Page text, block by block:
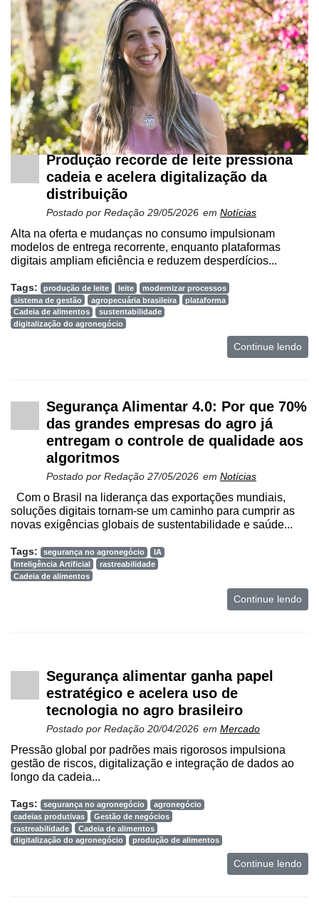
Produção recorde de leite pressiona
cadeia e acelera digitalização da
distribuição
Postado por Redação 29/05/2026 em Notícias
Alta na oferta e mudanças no consumo impulsionam
modelos de entrega recorrente, enquanto plataformas
digitais ampliam eficiência e reduzem desperdícios...
Tags: produção de leite leite
modernizar processos
sistema de gestão
agropecuária brasileira
plataforma
Cadeia de alimentos
sustentabilidade
digitalização do agronegócio
Continue lendo
Segurança Alimentar 4.0: Por que 70%
das grandes empresas do agro já
entregam o controle de qualidade aos
algoritmos
Postado por Redação 27/05/2026 em Notícias
Com o Brasil na liderança das exportações mundiais,
soluções digitais tornam-se um caminho para cumprir as
novas exigências globais de sustentabilidade e saúde...
Tags: segurança no agronegócio
IA
Inteligência Artificial
rastreabilidade
Cadeia de alimentos
Continue lendo
Segurança alimentar ganha papel
estratégico e acelera uso de
tecnologia no agro brasileiro
Postado por Redação 20/04/2026 em Mercado
Pressão global por padrões mais rigorosos impulsiona
gestão de riscos, digitalização e integração de dados ao
longo da cadeia...
Tags: segurança no agronegócio
agronegócio
cadeias produtivas
Gestão de negócios
rastreabilidade
Cadeia de alimentos
digitalização do agronegócio
produção de alimentos
Continue lendo